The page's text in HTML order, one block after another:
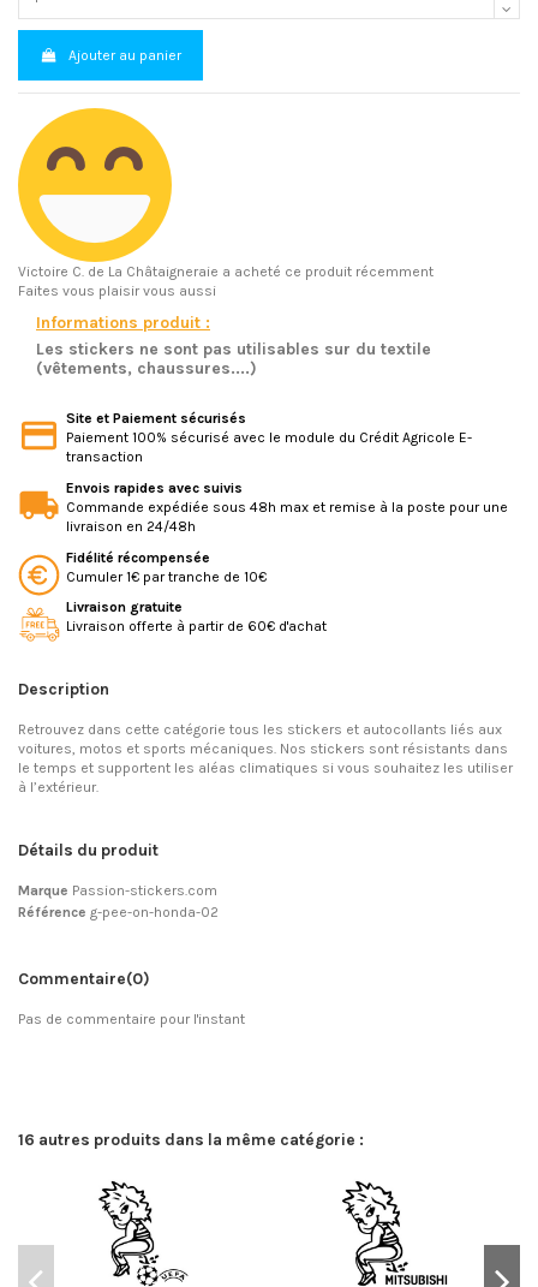
Ajouter au panier
Victoire C. de La Châtaigneraie a acheté ce produit récemment
Faites vous plaisir vous aussi
Informations produit :
Les stickers ne sont pas utilisables sur du textile
(vêtements, chaussures....)
Site et Paiement sécurisés
Paiement 100% sécurisé avec le module du Crédit Agricole E-
transaction
Envois rapides avec suivis
Commande expédiée sous 48h max et remise à la poste pour une
livraison en 24/48h
Fidélité récompensée
Cumuler 1€ par tranche de 10€
Livraison gratuite
Livraison offerte à partir de 60€ d'achat
Description
Retrouvez dans cette catégorie tous les stickers et autocollants liés aux
voitures, motos et sports mécaniques. Nos stickers sont résistants dans
le temps et supportent les aléas climatiques si vous souhaitez les utiliser
à l’extérieur.
Détails du produit
Marque Passion-stickers.com
Référence g-pee-on-honda-02
Commentaire(0)
Pas de commentaire pour l'instant
16 autres produits dans la même catégorie :